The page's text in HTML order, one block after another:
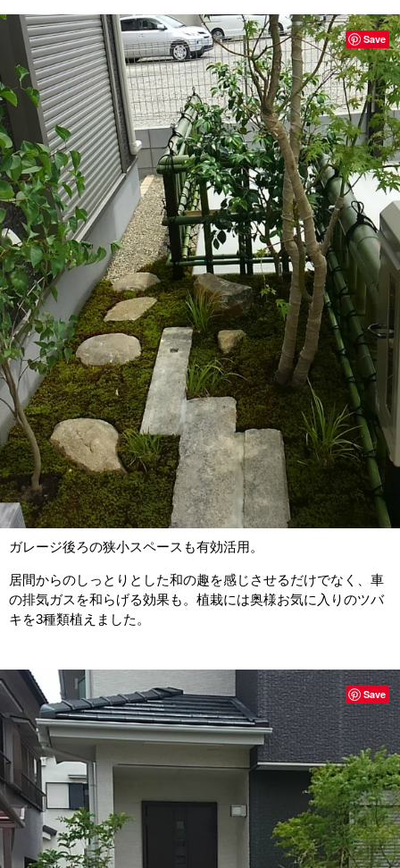
ガレージ後ろの狭小スペースも有効活用。
居間からのしっとりとした和の趣を感じさせるだけでなく、車
の排気ガスを和らげる効果も。植栽には奥様お気に入りのツバ
キを3種類植えました。
Save
Save